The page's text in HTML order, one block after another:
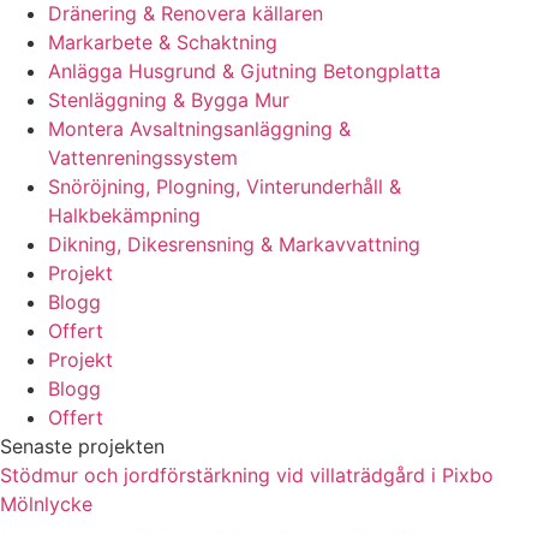
Dränering & Renovera källaren
Markarbete & Schaktning
Anlägga Husgrund & Gjutning Betongplatta
Stenläggning & Bygga Mur
Montera Avsaltningsanläggning &
Vattenreningssystem
Snöröjning, Plogning, Vinterunderhåll &
Halkbekämpning
Dikning, Dikesrensning & Markavvattning
Projekt
Blogg
Offert
Projekt
Blogg
Offert
Senaste projekten
Stödmur och jordförstärkning vid villaträdgård i Pixbo
Mölnlycke